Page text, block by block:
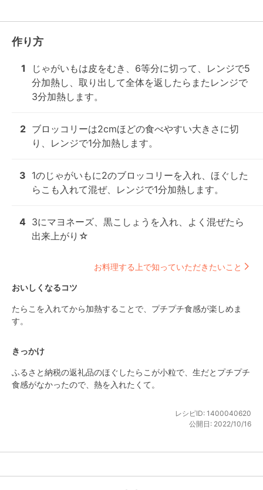
作り方
1
じゃがいもは皮をむき、6等分に切って、レンジで5
分加熱し、取り出して全体を返したらまたレンジで
3分加熱します。
2 ブロッコリーは2cmほどの食べやすい大きさに切
り、レンジで1分加熱します。
3 1のじゃがいもに2のブロッコリーを入れ、ほぐした
らこも入れて混ぜ、レンジで1分加熱します。
4 3にマヨネーズ、黒こしょうを入れ、よく混ぜたら
出来上がり☆
お料理する上で知っていただきたいこと
おいしくなるコツ
たらこを入れてから加熱することで、プチプチ食感が楽しめま
す。
きっかけ
ふるさと納税の返礼品のほぐしたらこが小粒で、生だとプチプチ
食感がなかったので、熱を入れたくて。
レシピID: 1400040620
公開日: 2022/10/16